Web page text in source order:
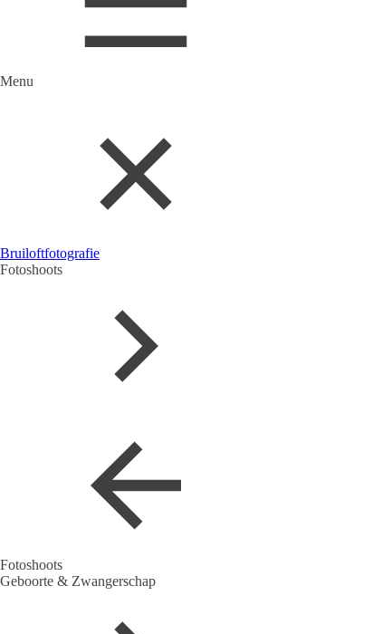
Menu
Bruiloftfotografie
Fotoshoots
Fotoshoots
Geboorte & Zwangerschap